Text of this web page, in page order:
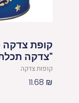
קופת
"צדקה תכלת" 10
קופות צדקה
11.68 ₪